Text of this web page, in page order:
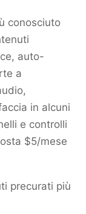
conosciuto
auto-
a
in alcuni
e controlli
$5/mese
precurati più